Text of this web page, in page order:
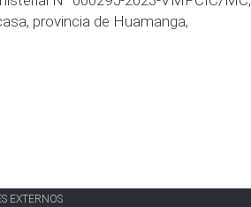
provincia de Huamanga,
EXTERNOS